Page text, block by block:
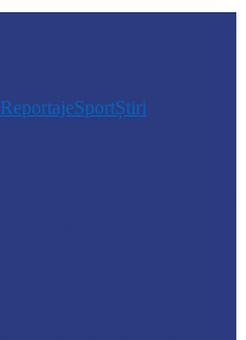
ReportajeSportȘtiri